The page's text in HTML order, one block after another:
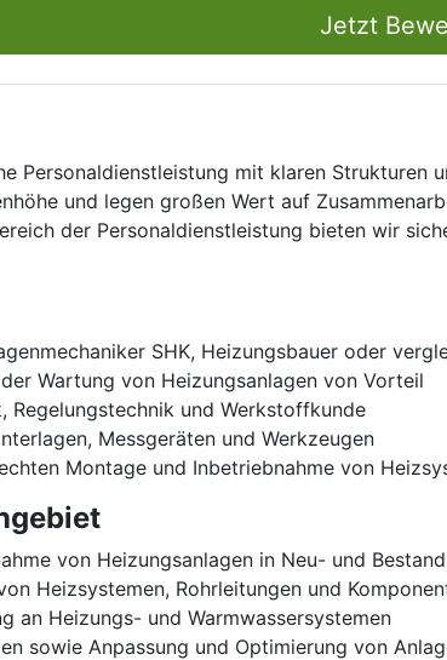
Jetzt
Personaldienstleistung mit klaren Strukturen
und legen großen Wert auf
der Personaldienstleistung bieten wir
SHK, Heizungsbauer oder
Wartung von Heizungsanlagen von Vorteil
Regelungstechnik und Werkstoffkunde
Messgeräten und Werkzeugen
Montage und Inbetriebnahme von
von Heizungsanlagen in Neu- und
Heizsystemen, Rohrleitungen und
an Heizungs- und Warmwassersystemen
sowie Anpassung und Optimierung von